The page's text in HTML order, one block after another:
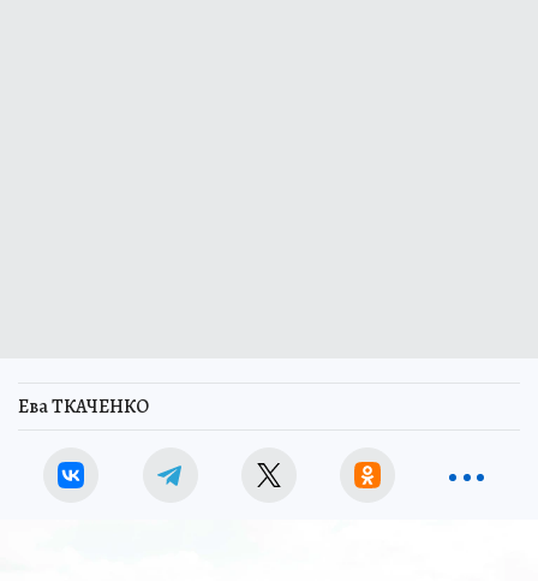
Ева ТКАЧЕНКО